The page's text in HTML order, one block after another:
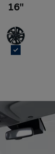
16''